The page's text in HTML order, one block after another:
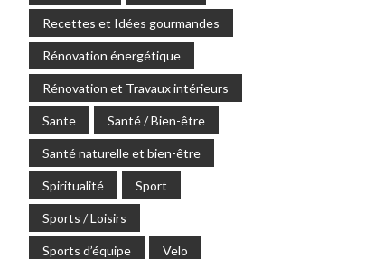
Recettes et Idées gourmandes
Rénovation énergétique
Rénovation et Travaux intérieurs
Sante Santé / Bien-être
Santé naturelle et bien-être
Spiritualité Sport
Sports / Loisirs
Sports d’équipe Velo